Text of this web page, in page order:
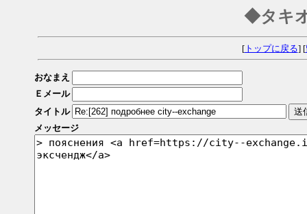
◆タキ
[トップに戻る] [
おなまえ
Ｅメール
タイトル
メッセージ